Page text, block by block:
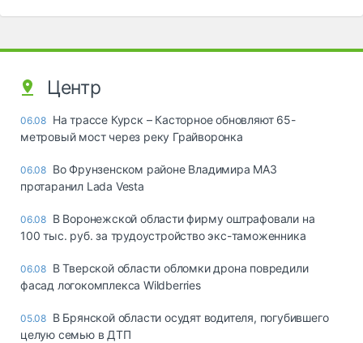
Центр
06.08 На трассе Курск – Касторное обновляют 65-
метровый мост через реку Грайворонка
06.08 Во Фрунзенском районе Владимира МАЗ
протаранил Lada Vesta
06.08 В Воронежской области фирму оштрафовали на
100 тыс. руб. за трудоустройство экс-таможенника
06.08 В Тверской области обломки дрона повредили
фасад логокомплекса Wildberries
05.08 В Брянской области осудят водителя, погубившего
целую семью в ДТП